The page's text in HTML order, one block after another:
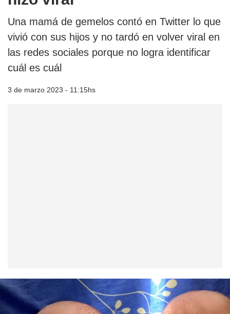
Una mamá de gemelos contó en Twitter lo que
vivió con sus hijos y no tardó en volver viral en
las redes sociales porque no logra identificar
cuál es cuál
3 de marzo 2023 - 11:15hs